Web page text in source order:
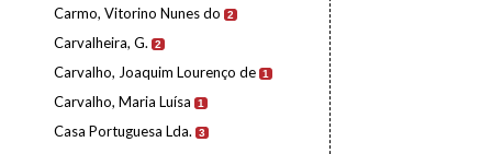
Carmo, Vitorino Nunes do 2
Carvalheira, G. 2
Carvalho, Joaquim Lourenço de 1
Carvalho, Maria Luísa 1
Casa Portuguesa Lda. 3